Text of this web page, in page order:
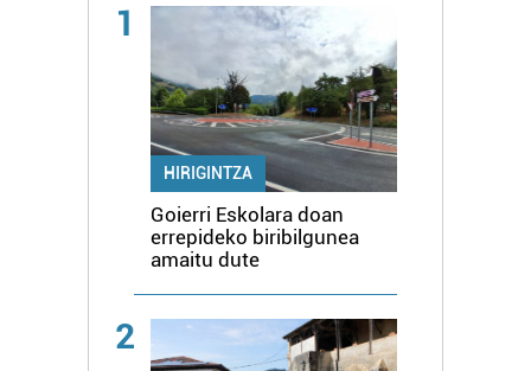
1
HIRIGINTZA
Goierri Eskolara doan
errepideko biribilgunea
amaitu dute
2